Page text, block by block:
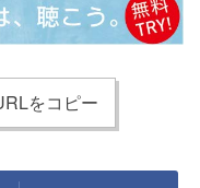
をコピー